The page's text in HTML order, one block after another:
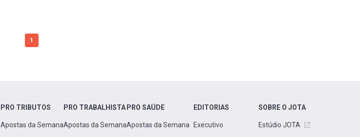
1
PRO TRIBUTOS
Apostas da Semana
PRO TRABALHISTA
Apostas da Semana
PRO SAÚDE
Apostas da Semana
EDITORIAS
Executivo
SOBRE O JOTA
Estúdio JOTA